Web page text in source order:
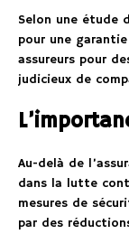
Selon une étude
pour une
assureurs pour
judicieux de
Au-delà de
dans la lutte
mesures de
par des